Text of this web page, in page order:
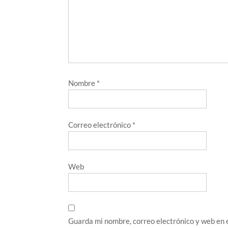
Nombre *
Correo electrónico *
Web
Guarda mi nombre, correo electrónico y web en